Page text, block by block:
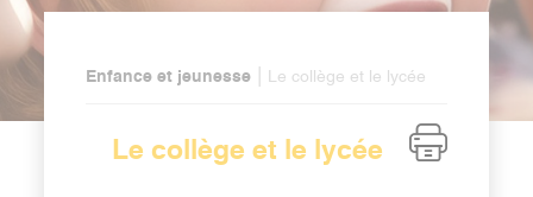
Enfance et jeunesse Le collège et le lycée
Le collège et le lycée